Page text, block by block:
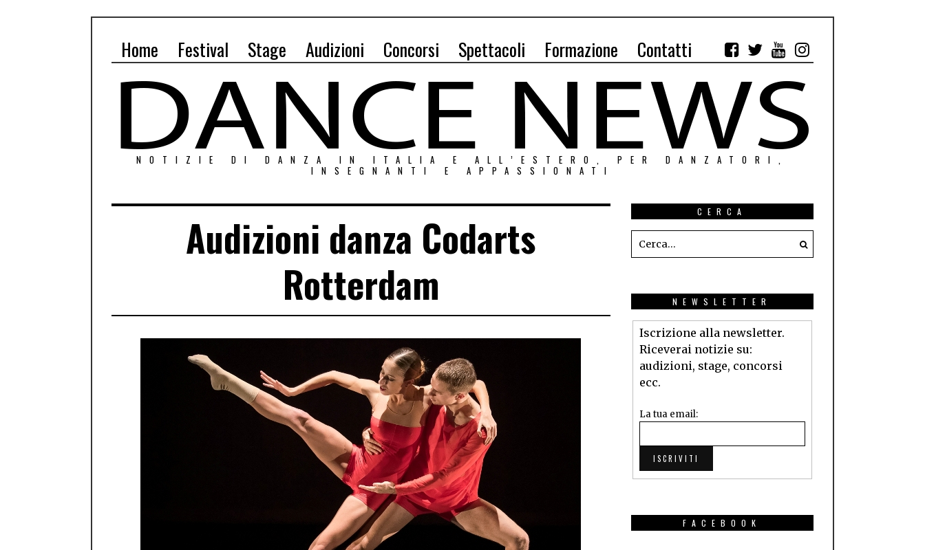
Home Festival Stage Audizioni Concorsi Spettacoli Formazione Contatti
NOTIZIE DI DANZA IN ITALIA E ALL’ESTERO, PER DANZATORI,
INSEGNANTI E APPASSIONATI
Audizioni danza Codarts
Rotterdam
CERCA
NEWSLETTER
Iscrizione alla newsletter.
Riceverai notizie su:
audizioni, stage, concorsi
ecc.
La tua email:
FACEBOOK